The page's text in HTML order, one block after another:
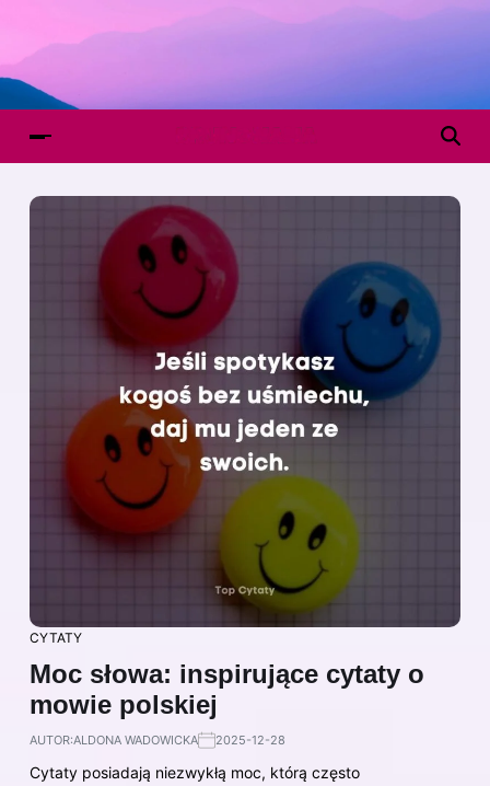
CYTATY
Moc słowa: inspirujące cytaty o
mowie polskiej
AUTOR:ALDONA WADOWICKA 2025-12-28
Cytaty posiadają niezwykłą moc, którą często